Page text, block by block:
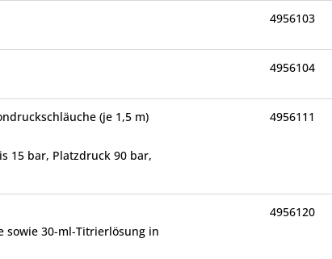
4956103
4956104
(je 1,5 m)
15 bar, Platzdruck 90 bar,
4956111
sowie 30-ml-Titrierlösung in
4956120